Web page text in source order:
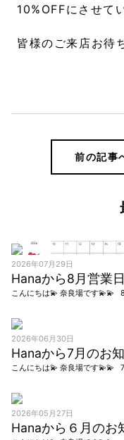
10%OFFにさせて
皆様のご来店お待
前の記事
2026年07月29日
2026年06月30日
2026年05月27日